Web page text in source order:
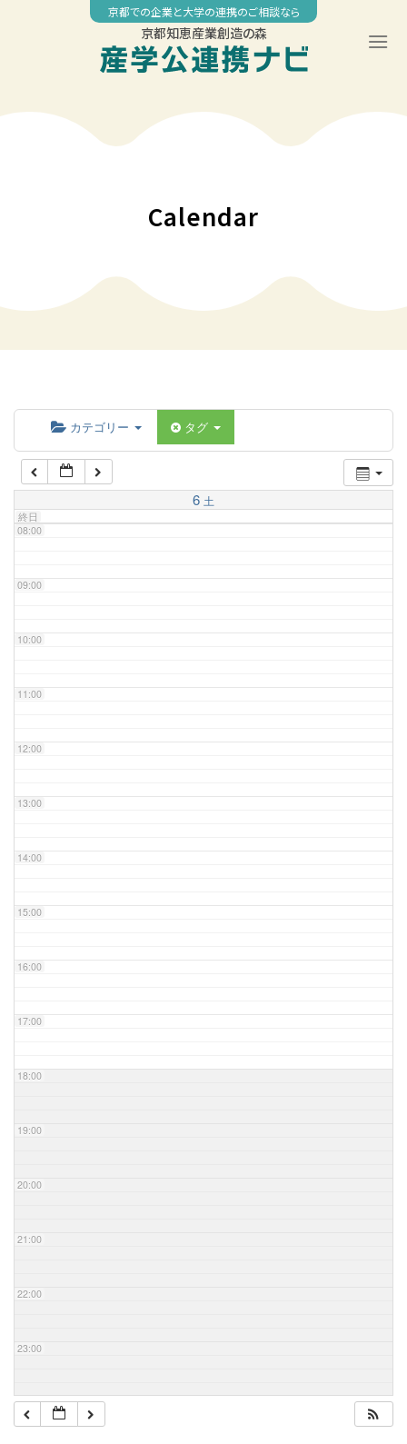
京都での企業と大学の連携のご相談なら
京都知恵産業創造の森
Calendar
カテゴリー タグ
6 土
終日
04:00
07:00
08:00
09:00
10:00
11:00
12:00
13:00
14:00
15:00
16:00
17:00
18:00
19:00
20:00
21:00
22:00
23:00